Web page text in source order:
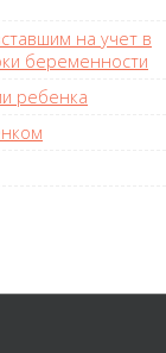
на учет в
беременности
ребенка